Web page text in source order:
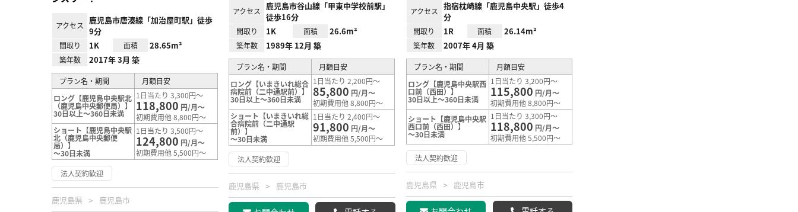
アクセス
鹿児島市唐湊線「加治屋町駅」徒歩
9分
間取り 1K 面積 28.65m²
築年数 2017年 3月 築
プラン名・期間
月額目安
ロング【鹿児島中央駅北
（鹿児島中央郵便局）】
30日以上～360日未満
1日当たり 3,300円～
118,800 円/月～
初期費用他 8,800円～
ショート【鹿児島中央駅
北（鹿児島中央郵便
局）】
～30日未満
1日当たり 3,500円～
124,800 円/月～
初期費用他 5,500円～
法人契約歓迎
鹿児島県 鹿児島市
アクセス
鹿児島市谷山線「甲東中学校前駅」
徒歩16分
間取り 1K 面積 26.6m²
築年数 1989年 12月 築
プラン名・期間
月額目安
ロング【いまきいれ総合
病院前（二中通駅前）】
30日以上～360日未満
1日当たり 2,200円～
85,800 円/月～
初期費用他 8,800円～
ショート【いまきいれ総
合病院前（二中通駅
前）】
～30日未満
1日当たり 2,400円～
91,800 円/月～
初期費用他 5,500円～
法人契約歓迎
鹿児島県 鹿児島市
アクセス
指宿枕崎線「鹿児島中央駅」徒歩4
分
間取り 1R 面積 26.14m²
築年数 2007年 4月 築
プラン名・期間
月額目安
ロング【鹿児島中央駅西
口前（西田）】
30日以上～360日未満
1日当たり 3,200円～
115,800 円/月～
初期費用他 8,800円～
ショート【鹿児島中央駅
西口前（西田）】
～30日未満
1日当たり 3,300円～
118,800 円/月～
初期費用他 5,500円～
法人契約歓迎
鹿児島県 鹿児島市